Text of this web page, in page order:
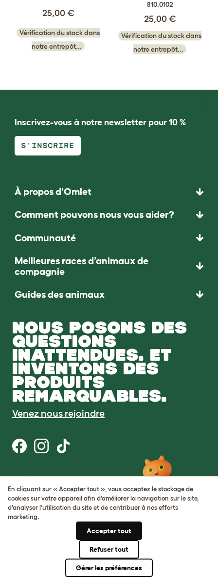
25,00 €
Vérification du stock dans
notre entrepôt...
810.0102
25,00 €
Vérification du stock dans
notre entrepôt...
Inscrivez-vous à notre newsletter pour 10 %
S'INSCRIRE
À propos d'Omlet
Comment pouvons nous vous aider?
Communauté
Meilleures races d’animaux de
compagnie
Guides des animaux
NOUS POSONS DES
QUESTIONS
INATTENDUES. ET
INVENTONS DES
PRODUITS
REMARQUABLES.
Venez nous rejoindre
Conditions générales
Protection de la vie privée et cookies
Cookie Settings
Plan du site
Numéro de TVA: FR34839369105
Numéro d’immatriculation de
En cliquant sur « Accepter tout », vous acceptez le stockage de
cookies sur votre appareil afin d’améliorer la navigation sur le site,
d’analyser l’utilisation du site et de contribuer à nos efforts
marketing.
Accepter tout
Refuser tout
Gérer les préférences